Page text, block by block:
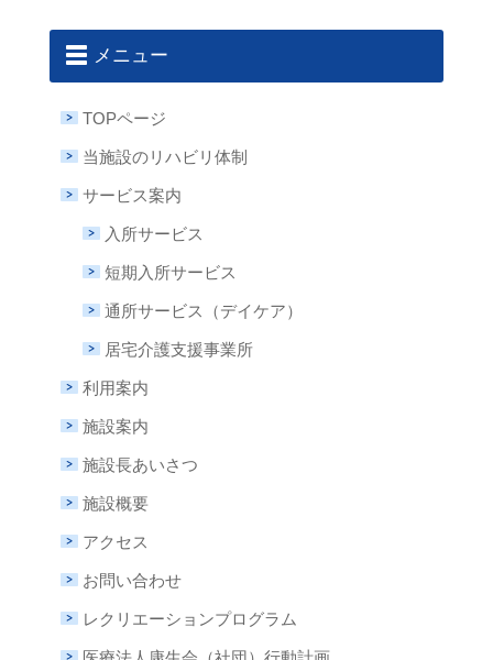
メニュー
TOPページ
当施設のリハビリ体制
サービス案内
入所サービス
短期入所サービス
通所サービス（デイケア）
居宅介護支援事業所
利用案内
施設案内
施設長あいさつ
施設概要
アクセス
お問い合わせ
レクリエーションプログラム